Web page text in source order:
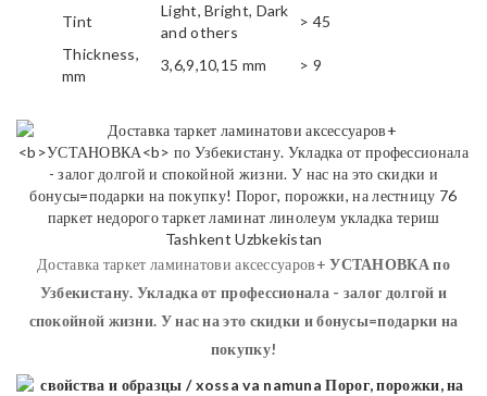
Tint
Light, Bright, Dark
and others
> 45
Thickness,
mm
3,6,9,10,15 mm > 9
Доставка таркет ламинатови аксессуаров+УСТАНОВКАпо
Узбекистану. Укладка от профессионала - залог долгой и
спокойной жизни. У нас на это скидки и бонусы=подарки на
покупку!